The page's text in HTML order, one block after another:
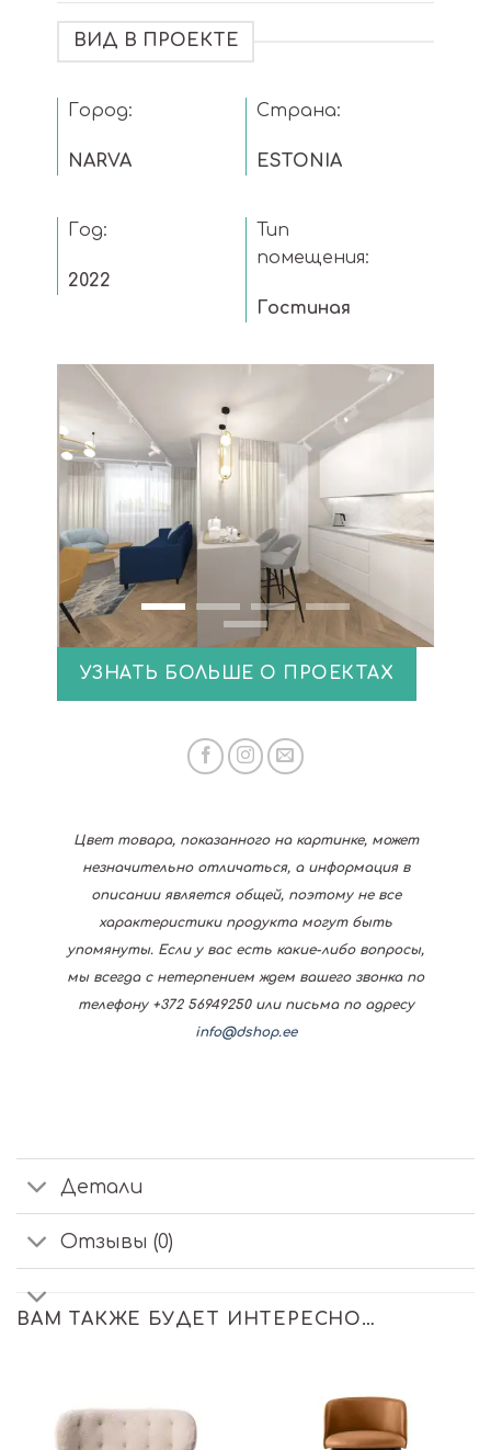
ВИД В ПРОЕКТЕ
Город:
NARVA
Страна:
ESTONIA
Год:
2022
Тип
помещения:
Гостиная
УЗНАТЬ БОЛЬШЕ О ПРОЕКТАХ
Цвет товара, показанного на картинке, может
незначительно отличаться, а информация в
описании является общей, поэтому не все
характеристики продукта могут быть
упомянуты. Если у вас есть какие-либо вопросы,
мы всегда с нетерпением ждем вашего звонка по
телефону +372 56949250 или письма по адресу
info@dshop.ee
Детали
Отзывы (0)
ВАМ ТАКЖЕ БУДЕТ ИНТЕРЕСНО…